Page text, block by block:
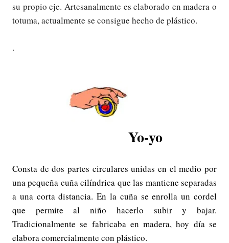
su propio eje. Artesanalmente es elaborado en madera o
totuma, actualmente se consigue hecho de plástico.
.
Yo-yo
Consta de dos partes circulares unidas en el medio por
una pequeña cuña cilíndrica que las mantiene separadas
a una corta distancia. En la cuña se enrolla un cordel
que permite al niño hacerlo subir y bajar.
Tradicionalmente se fabricaba en madera, hoy día se
elabora comercialmente con plástico.